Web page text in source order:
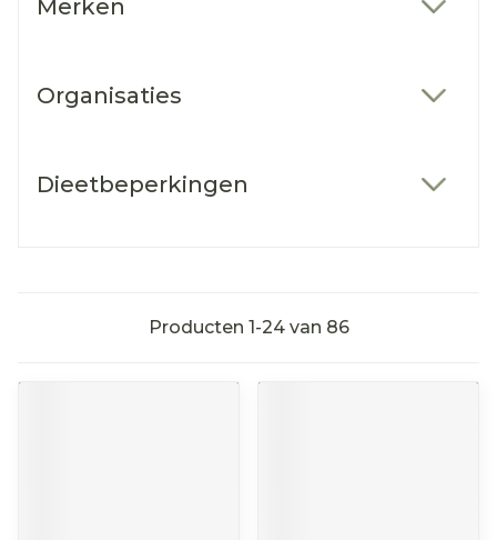
Merken
Organisaties
Dieetbeperkingen
Producten 1-24van 86